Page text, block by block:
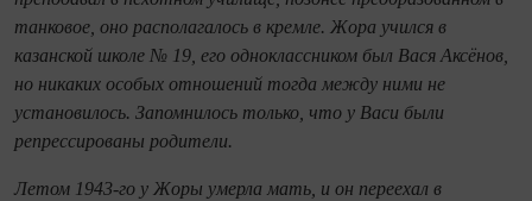
танковое, оно располагалось в кремле. Жора учился в
казанской школе № 19, его одноклассником был Вася Аксёнов,
но никаких особых отношений тогда между ними не
установилось. Запомнилось только, что у Васи были
репрессированы родители.
Летом 1943-го у Жоры умерла мать, и он переехал в